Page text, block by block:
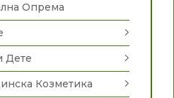
Опрема
Дете
Козметика